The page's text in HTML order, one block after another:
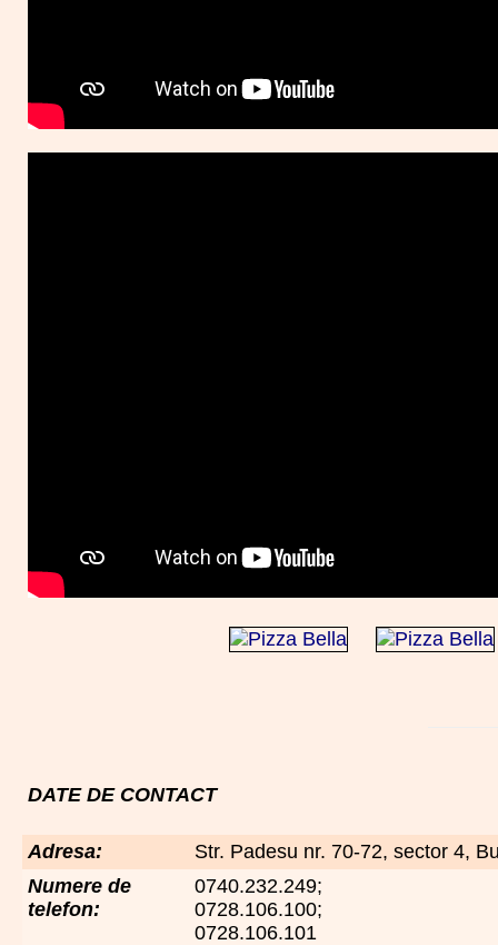
DATE DE CONTACT
Adresa:
Str. Padesu nr. 70-72, sector 4,
Numere de
telefon:
0740.232.249;
0728.106.100;
0728.106.101